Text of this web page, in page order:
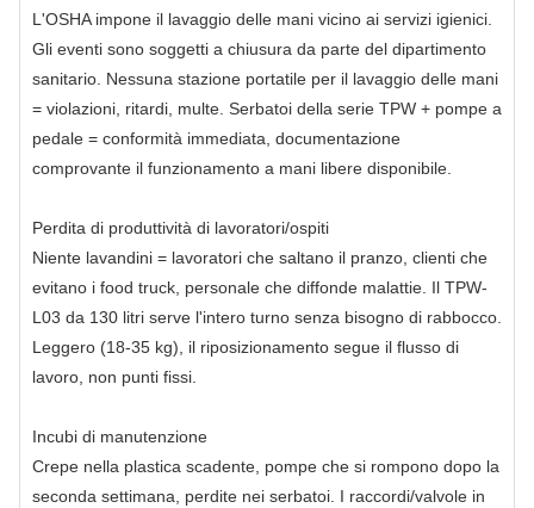
L'OSHA impone il lavaggio delle mani vicino ai servizi igienici.
Gli eventi sono soggetti a chiusura da parte del dipartimento
sanitario. Nessuna stazione portatile per il lavaggio delle mani
= violazioni, ritardi, multe. Serbatoi della serie TPW + pompe a
pedale = conformità immediata, documentazione
comprovante il funzionamento a mani libere disponibile.
Perdita di produttività di lavoratori/ospiti
Niente lavandini = lavoratori che saltano il pranzo, clienti che
evitano i food truck, personale che diffonde malattie. Il TPW-
L03 da 130 litri serve l'intero turno senza bisogno di rabbocco.
Leggero (18-35 kg), il riposizionamento segue il flusso di
lavoro, non punti fissi.
Incubi di manutenzione
Crepe nella plastica scadente, pompe che si rompono dopo la
seconda settimana, perdite nei serbatoi. I raccordi/valvole in